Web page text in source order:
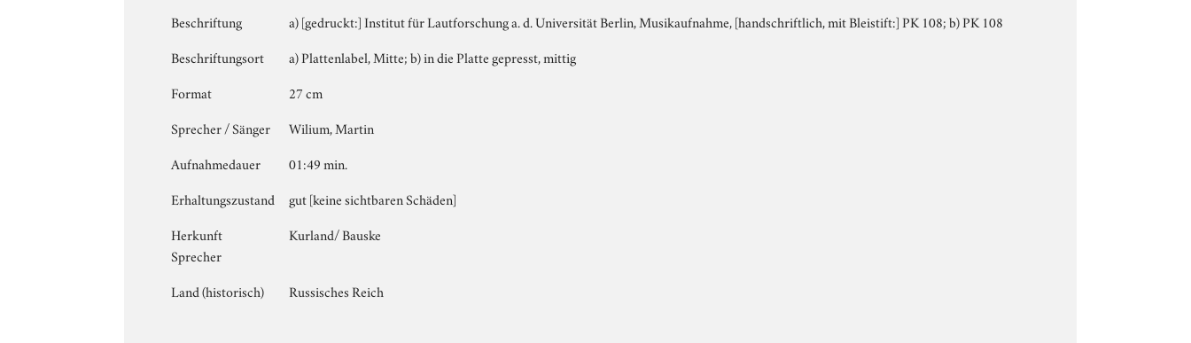
Beschriftung
a) [gedruckt:] Institut für Lautforschung a. d. Universität Berlin, Musikaufnahme, [handschriftlich, mit Bleistift:] PK 108; b) PK 108
Beschriftungsort
a) Plattenlabel, Mitte; b) in die Platte gepresst, mittig
Format
27 cm
Sprecher / Sänger
Wilium, Martin
Aufnahmedauer
01:49 min.
Erhaltungszustand
gut [keine sichtbaren Schäden]
Herkunft
Sprecher
Kurland/ Bauske
Land (historisch) Russisches Reich